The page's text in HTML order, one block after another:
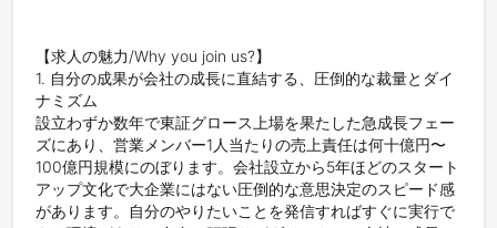
【求人の魅力/Why you join us?】
1. 自分の成果が会社の成長に直結する、圧倒的な裁量とダイ
ナミズム
設立わずか数年で東証グロース上場を果たした急成長フェー
ズにあり、営業メンバー1人当たりの売上責任は何十億円〜
100億円規模にのぼります。会社設立から5年ほどのスタート
アップ文化で大企業にはない圧倒的な意思決定のスピード感
があります。自分のやりたいことを発信すればすぐに実行で